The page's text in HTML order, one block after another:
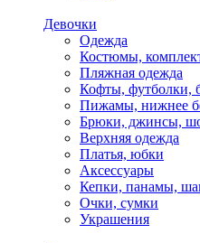
Девочки
Одежда
Костюмы,
Пляжная одежда
Кофты, футболки,
Пижамы, нижнее
Брюки, джинсы,
Верхняя одежда
Платья, юбки
Аксессуары
Кепки, панамы,
Очки, сумки
Украшения